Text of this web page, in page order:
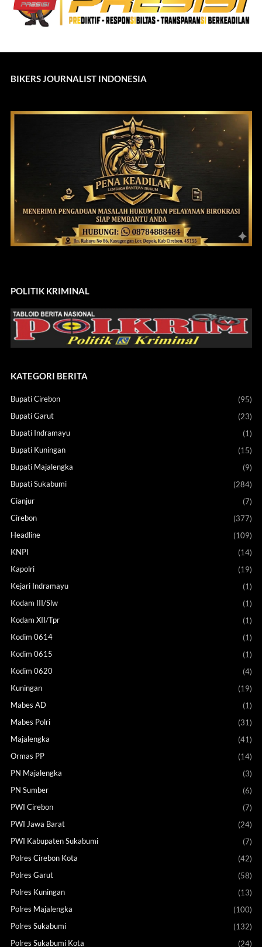
BIKERS JOURNALIST INDONESIA
POLITIK KRIMINAL
KATEGORI BERITA
Bupati Cirebon
(95)
Bupati Garut
(23)
Bupati Indramayu
(1)
Bupati Kuningan
(15)
Bupati Majalengka
(9)
Bupati Sukabumi
(284)
Cianjur
(7)
Cirebon
(377)
Headline
(109)
KNPI
(14)
Kapolri
(19)
Kejari Indramayu
(1)
Kodam III/Slw
(1)
Kodam XII/Tpr
(1)
Kodim 0614
(1)
Kodim 0615
(1)
Kodim 0620
(4)
Kuningan
(19)
Mabes AD
(1)
Mabes Polri
(31)
Majalengka
(41)
Ormas PP
(14)
PN Majalengka
(3)
PN Sumber
(6)
PWI Cirebon
(7)
PWI Jawa Barat
(24)
PWI Kabupaten Sukabumi
(7)
Polres Cirebon Kota
(42)
Polres Garut
(58)
Polres Kuningan
(13)
Polres Majalengka
(100)
Polres Sukabumi
(132)
Polres Sukabumi Kota
(24)